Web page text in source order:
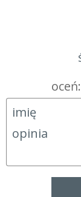
Ostrzałka Bear
(dwie grubości)
Do ostrzenia
o stałym,
(węglik wapnia)
ostrzałka
polegającą na
wyposażenia
jej zalety z
oceń: